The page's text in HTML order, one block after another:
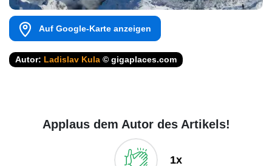
Auf Google-Karte anzeigen
Autor: Ladislav Kula © gigaplaces.com
Applaus dem Autor des Artikels!
1x